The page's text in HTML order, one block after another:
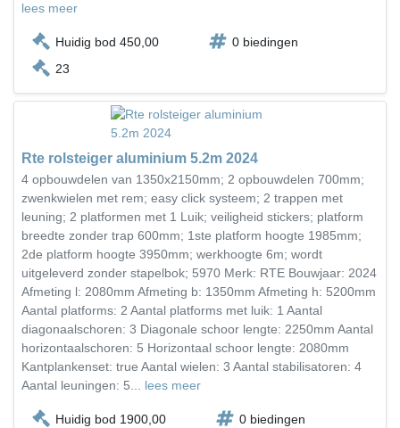
lees meer
Huidig bod 450,00
0 biedingen
23
Rte rolsteiger aluminium 5.2m 2024
4 opbouwdelen van 1350x2150mm; 2 opbouwdelen 700mm;
zwenkwielen met rem; easy click systeem; 2 trappen met
leuning; 2 platformen met 1 Luik; veiligheid stickers; platform
breedte zonder trap 600mm; 1ste platform hoogte 1985mm;
2de platform hoogte 3950mm; werkhoogte 6m; wordt
uitgeleverd zonder stapelbok; 5970 Merk: RTE Bouwjaar: 2024
Afmeting l: 2080mm Afmeting b: 1350mm Afmeting h: 5200mm
Aantal platforms: 2 Aantal platforms met luik: 1 Aantal
diagonaalschoren: 3 Diagonale schoor lengte: 2250mm Aantal
horizontaalschoren: 5 Horizontaal schoor lengte: 2080mm
Kantplankenset: true Aantal wielen: 3 Aantal stabilisatoren: 4
Aantal leuningen: 5... lees meer
Huidig bod 1900,00
0 biedingen